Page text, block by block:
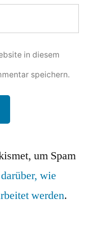
in diesem
speichern.
um Spam
wie
werden.